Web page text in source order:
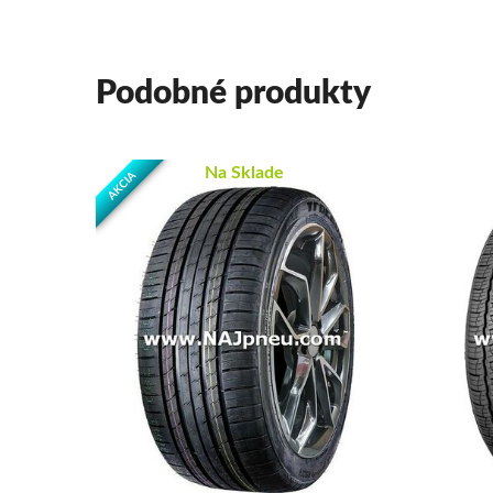
Podobné produkty
AKCIA Na Sklade